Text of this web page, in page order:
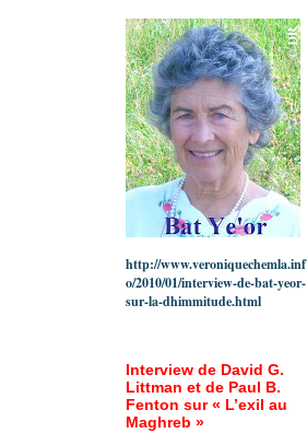
http://www.veroniquechemla.inf
o/2010/01/interview-de-bat-yeor-
sur-la-dhimmitude.html
Interview de David G.
Littman et de Paul B.
Fenton sur « L’exil au
Maghreb »